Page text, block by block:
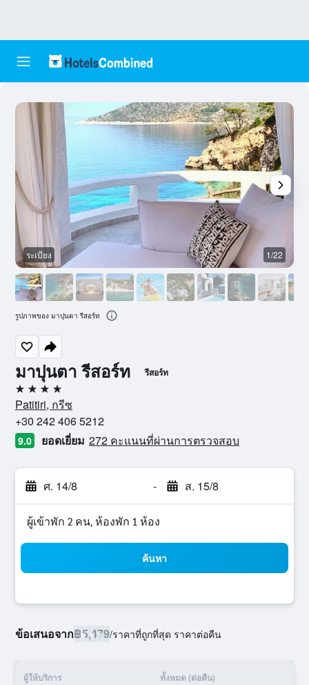
มาปุนตา รีสอร์ท รีสอร์ท
4 ดาว
Patitiri, กรีซ
+30 242 406 5212
9.0 ยอดเยี่ยม 272 คะแนนที่ผ่านการตรวจสอบ
ศ. 14/8 - ส. 15/8
ผู้เข้าพัก 2 คน, ห้องพัก 1 ห้อง
ค้นหา
ข้อเสนอจาก฿5,479/ราคาที่ถูกที่สุด ราคาต่อคืน
ผู้ให้บริการ ทั้งหมด (ต่อคืน)
ระเบียง 1/22
รูปภาพของ มาปุนตา รีสอร์ท